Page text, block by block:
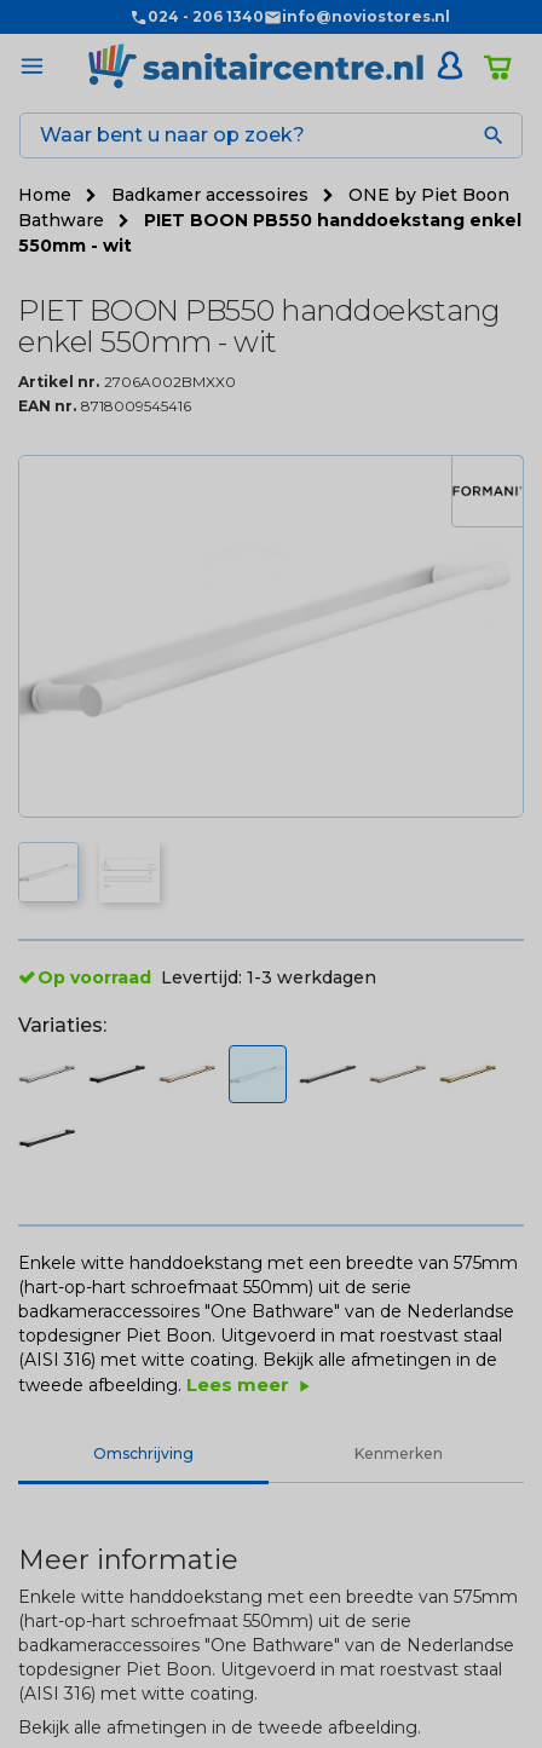
024 - 206 1340 info@noviostores.nl

Home Badkamer accessoires
ONE by Piet Boon
Bathware
PIET BOON PB550 handdoekstang enkel
550mm - wit
PIET BOON PB550 handdoekstang
enkel 550mm - wit
Artikel nr. 2706A002BMXX0
EAN nr. 8718009545416
Op voorraad Levertijd: 1-3 werkdagen
Variaties:
Enkele witte handdoekstang met een breedte van 575mm
(hart-op-hart schroefmaat 550mm) uit de serie
badkameraccessoires "One Bathware" van de Nederlandse
topdesigner Piet Boon. Uitgevoerd in mat roestvast staal
(AISI 316) met witte coating. Bekijk alle afmetingen in de
tweede afbeelding. Lees meer play_arrow
Omschrijving Kenmerken
Meer informatie
Enkele witte handdoekstang met een breedte van 575mm
(hart-op-hart schroefmaat 550mm) uit de serie
badkameraccessoires "One Bathware" van de Nederlandse
topdesigner Piet Boon. Uitgevoerd in mat roestvast staal
(AISI 316) met witte coating.
Bekijk alle afmetingen in de tweede afbeelding.